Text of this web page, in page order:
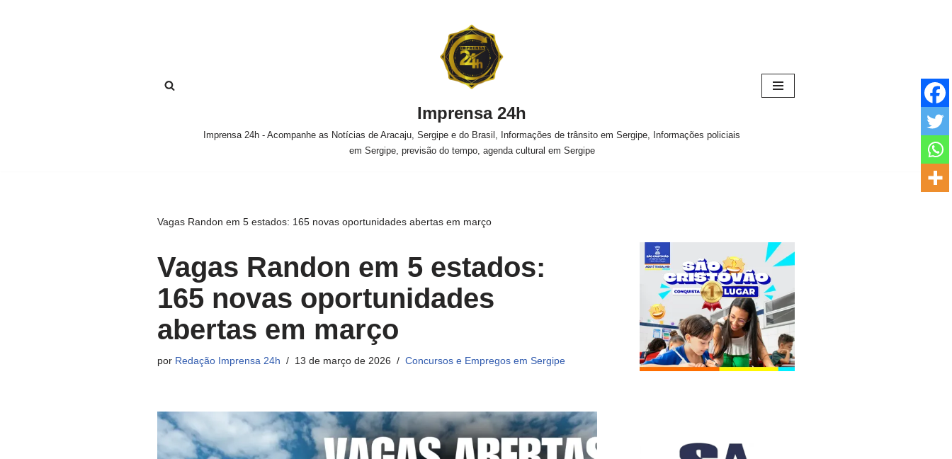
Imprensa 24h
Imprensa 24h - Acompanhe as Notícias de Aracaju, Sergipe e do Brasil, Informações de trânsito em Sergipe, Informações policiais
em Sergipe, previsão do tempo, agenda cultural em Sergipe
Vagas Randon em 5 estados: 165 novas oportunidades abertas em março
Vagas Randon em 5 estados:
165 novas oportunidades
abertas em março
por Redação Imprensa 24h 13 de março de 2026 Concursos e Empregos em Sergipe